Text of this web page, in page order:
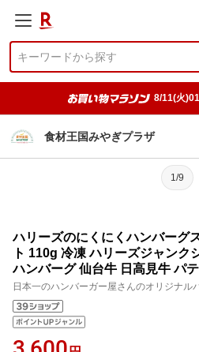
8/11(火
食材王国みやぎプラザ
1/9
ハリーズのにくにくハンバーグ
ト 110g 冷凍 ハリーズジャンク
ハンバーグ 仙台牛 日高見牛 パ
日本一のハンバーガー屋さんのオリジナル